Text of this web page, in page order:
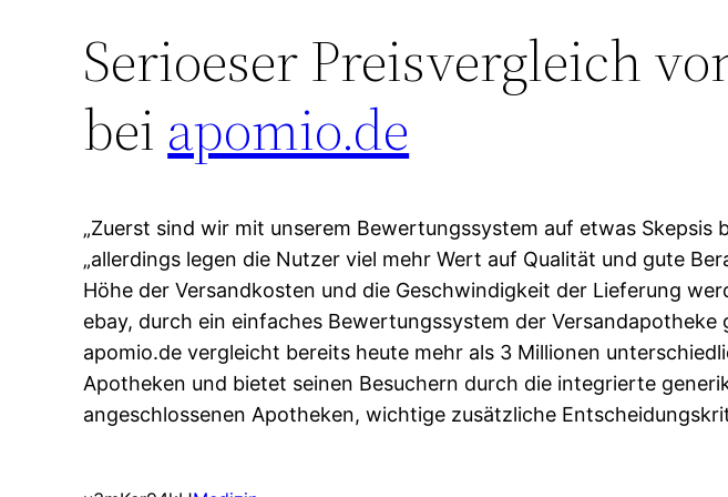
Serioeser Preisvergleich
bei apomio.de
„Zuerst sind wir mit unserem Bewertungssystem auf etwas
„allerdings legen die Nutzer viel mehr Wert auf Qualität und gute
Höhe der Versandkosten und die Geschwindigkeit der Lieferung
ebay, durch ein einfaches Bewertungssystem der
apomio.de vergleicht bereits heute mehr als 3 Millionen
Apotheken und bietet seinen Besuchern durch die integrierte
angeschlossenen Apotheken, wichtige zusätzliche